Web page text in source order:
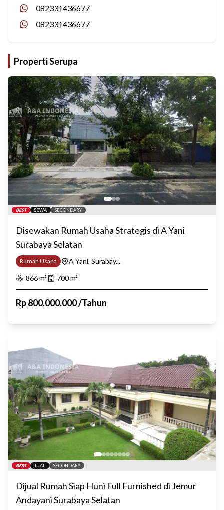
082331436677
082331436677
Properti Serupa
BEST SEWA SECONDARY
Disewakan Rumah Usaha Strategis di A Yani
Surabaya Selatan
Rumah Usaha
A Yani, Surabay...
866m² 700m²
Rp800.000.000/Tahun
BEST JUAL SECONDARY
Dijual Rumah Siap Huni Full Furnished di Jemur
Andayani Surabaya Selatan